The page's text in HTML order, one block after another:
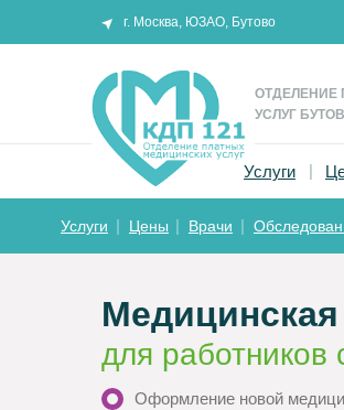
г. Москва, ЮЗАО, Бутово
ОТДЕЛЕНИЕ
УСЛУГ
Услуги |
Услуги Цены Врачи |
|
|
Оформление новой
для работников